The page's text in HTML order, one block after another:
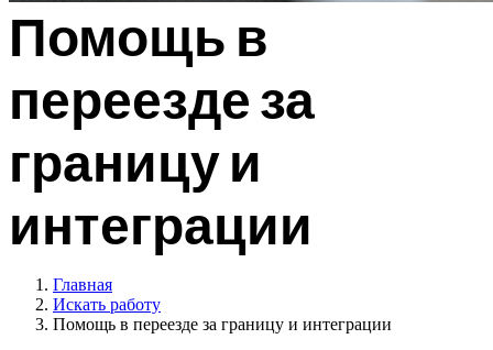
Помощь в
переезде за
границу и
интеграции
Главная
Искать работу
Помощь в переезде за границу и интеграции